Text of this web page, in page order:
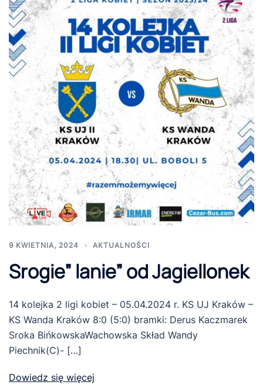
9 KWIETNIA, 2024 AKTUALNOŚCI
Srogie” lanie” od Jagiellonek
14 kolejka 2 ligi kobiet – 05.04.2024 r. KS UJ Kraków –
KS Wanda Kraków 8:0 (5:0) bramki: Derus Kaczmarek
Sroka BińkowskaWachowska Skład Wandy
Piechnik(C)- […]
Dowiedz się więcej